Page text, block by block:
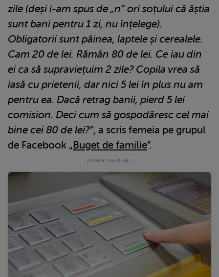
zile (deși i-am spus de „n” ori soțului că ăștia
sunt bani pentru 1 zi, nu înțelege).
Obligatorii sunt pâinea, laptele și cerealele.
Cam 20 de lei. Rămân 80 de lei. Ce iau din
ei ca să supraviețuim 2 zile? Copila vrea să
iasă cu prietenii, dar nici 5 lei în plus nu am
pentru ea. Dacă retrag banii, pierd 5 lei
comision. Deci cum să gospodăresc cel mai
bine cei 80 de lei?”, a scris femeia pe grupul
de Facebook „Buget de familie”.